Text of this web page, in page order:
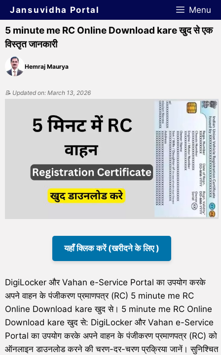
Jansuvidha Portal Menu
5 minute me RC Online Download kare खुद से एक
विस्तृत जानकारी
Hemraj Maurya
📝 Updated on: March 13, 2026
यहाँ क्लिक करें (खरीदने के लिए )
DigiLocker और Vahan e-Service Portal का उपयोग करके
अपने वाहन के पंजीकरण प्रमाणपत्र (RC) 5 minute me RC
Online Download kare खुद से। 5 minute me RC Online
Download kare खुद से: DigiLocker और Vahan e-Service
Portal का उपयोग करके अपने वाहन के पंजीकरण प्रमाणपत्र (RC) को
ऑनलाइन डाउनलोड करने की चरण-दर-चरण प्रक्रिया जानें। सुनिश्चित